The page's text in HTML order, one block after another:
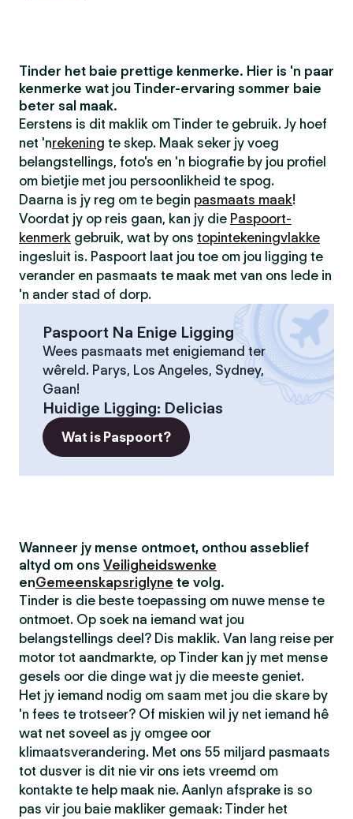
Tinder het baie prettige kenmerke. Hier is 'n paar
kenmerke wat jou Tinder-ervaring sommer baie
beter sal maak.
Eerstens is dit maklik om Tinder te gebruik. Jy hoef
net 'nrekening te skep. Maak seker jy voeg
belangstellings, foto's en 'n biografie by jou profiel
om bietjie met jou persoonlikheid te spog.
Daarna is jy reg om te begin pasmaats maak!
Voordat jy op reis gaan, kan jy die Paspoort-
kenmerk gebruik, wat by ons topintekeningvlakke
ingesluit is. Paspoort laat jou toe om jou ligging te
verander en pasmaats te maak met van ons lede in
'n ander stad of dorp.
Paspoort Na Enige Ligging
Wees pasmaats met enigiemand ter
wêreld. Parys, Los Angeles, Sydney,
Gaan!
Huidige Ligging: Delicias
Wat is Paspoort?
Wanneer jy mense ontmoet, onthou asseblief
altyd om ons Veiligheidswenke
enGemeenskapsriglyne te volg.
Tinder is die beste toepassing om nuwe mense te
ontmoet. Op soek na iemand wat jou
belangstellings deel? Dis maklik. Van lang reise per
motor tot aandmarkte, op Tinder kan jy met mense
gesels oor die dinge wat jy die meeste geniet.
Het jy iemand nodig om saam met jou die skare by
'n fees te trotseer? Of miskien wil jy net iemand hê
wat net soveel as jy omgee oor
klimaatsverandering. Met ons 55 miljard pasmaats
tot dusver is dit nie vir ons iets vreemd om
kontakte te help maak nie. Aanlyn afsprake is so
pas vir jou baie makliker gemaak: Tinder het